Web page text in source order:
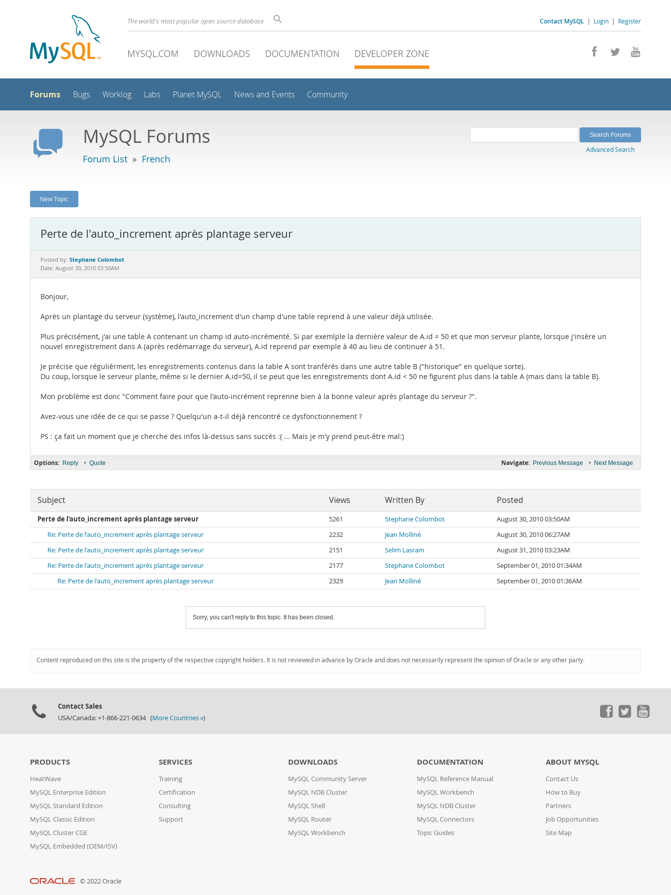
Contact MySQL | Login | Register
The world's most popular open source database
MYSQL.COM DOWNLOADS DOCUMENTATION DEVELOPER ZONE
Forums Bugs Worklog Labs Planet MySQL News and Events Community
MySQL Forums
Forum List » French
Advanced Search
New Topic
Perte de l'auto_increment après plantage serveur
Posted by: Stephane Colombot
Date: August 30, 2010 03:50AM
Bonjour,
Après un plantage du serveur (système), l'auto_increment d'un champ d'une table reprend à une valeur déjà utilisée.
Plus précisément, j'ai une table A contenant un champ id auto-incrémenté. Si par exemlple la dernière valeur de A.id = 50 et que mon serveur plante, lorsque j'insère un
nouvel enregistrement dans A (après redémarrage du serveur), A.id reprend par exemple à 40 au lieu de continuer à 51.
Je précise que régulièrment, les enregistrements contenus dans la table A sont tranférés dans une autre table B ("historique" en quelque sorte).
Du coup, lorsque le serveur plante, même si le dernier A.id=50, il se peut que les enregistrements dont A.id < 50 ne figurent plus dans la table A (mais dans la table B).
Mon problème est donc "Comment faire pour que l'auto-incrément reprenne bien à la bonne valeur après plantage du serveur ?".
Avez-vous une idée de ce qui se passe ? Quelqu'un a-t-il déjà rencontré ce dysfonctionnement ?
PS : ça fait un moment que je cherche des infos là-dessus sans succès :( ... Mais je m'y prend peut-être mal:)
Navigate: Previous Message • Next Message
Options: Reply • Quote
Subject Views Written By Posted
Perte de l'auto_increment après plantage serveur 5261 Stephane Colombot
August 30, 2010 03:50AM
Re: Perte de l'auto_increment après plantage serveur
2232 Jean Molliné
August 30, 2010 06:27AM
Re: Perte de l'auto_increment après plantage serveur
2151 Selim Lasram
August 31, 2010 03:23AM
Re: Perte de l'auto_increment après plantage serveur
2177 Stephane Colombot
September 01, 2010 01:34AM
Re: Perte de l'auto_increment après plantage serveur
2329 Jean Molliné September 01, 2010 01:36AM
Sorry, you can't reply to this topic. It has been closed.
Content reproduced on this site is the property of the respective copyright holders. It is not reviewed in advance by Oracle and does not necessarily represent the opinion of Oracle or any other party.
Contact Sales
USA/Canada: +1-866-221-0634 (More Countries »)
PRODUCTS
HeatWave
MySQL Enterprise Edition
MySQL Standard Edition
MySQL Classic Edition
MySQL Cluster CGE
MySQL Embedded (OEM/ISV)
SERVICES
Training
Certification
Consulting
Support
DOWNLOADS
MySQL Community Server
MySQL NDB Cluster
MySQL Shell
MySQL Router
MySQL Workbench
DOCUMENTATION
MySQL Reference Manual
MySQL Workbench
MySQL NDB Cluster
MySQL Connectors
Topic Guides
ABOUT MYSQL
Contact Us
How to Buy
Partners
Job Opportunities
Site Map
© 2022 Oracle